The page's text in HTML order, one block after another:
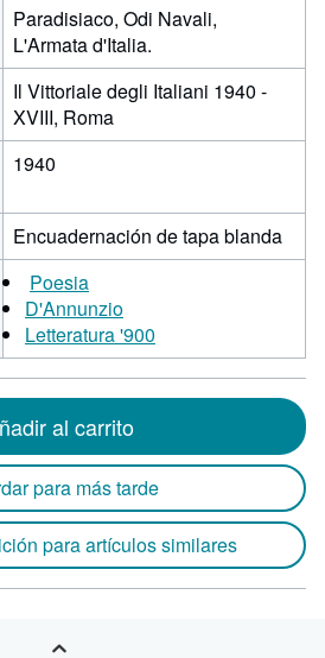
Paradisiaco, Odi Navali,
L'Armata d'Italia.
Il Vittoriale degli Italiani 1940 -
XVIII, Roma
1940
Encuadernación de tapa blanda
Poesia
D'Annunzio
Letteratura '900
al carrito
para más tarde
para artículos similares